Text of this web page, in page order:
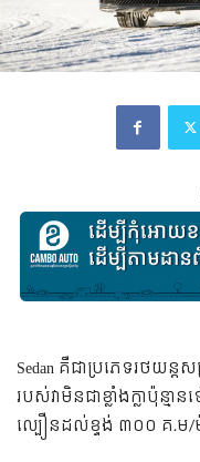
Sedan គឺ​ជា​​ប្រភេទ​រថយន្ត​
របស់​វា​មិន​ជា​ខ្លាំង​ក្លា​ប៉ុន្មា
ល្បឿន​ដល់​​ខ្ទង់ ៣០០ គ.ម/ម៉